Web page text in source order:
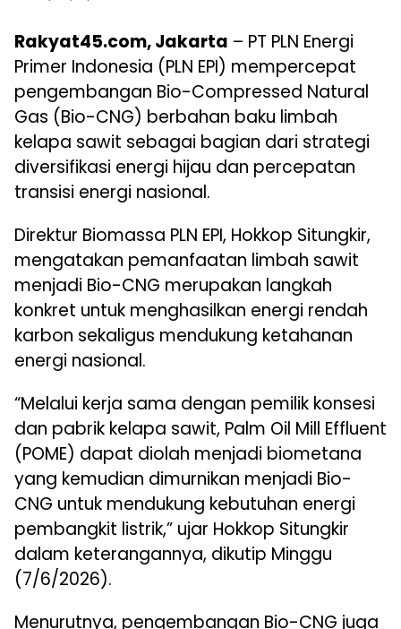
Rakyat45.com, Jakarta – PT PLN Energi
Primer Indonesia (PLN EPI) mempercepat
pengembangan Bio-Compressed Natural
Gas (Bio-CNG) berbahan baku limbah
kelapa sawit sebagai bagian dari strategi
diversifikasi energi hijau dan percepatan
transisi energi nasional.
Direktur Biomassa PLN EPI, Hokkop Situngkir,
mengatakan pemanfaatan limbah sawit
menjadi Bio-CNG merupakan langkah
konkret untuk menghasilkan energi rendah
karbon sekaligus mendukung ketahanan
energi nasional.
“Melalui kerja sama dengan pemilik konsesi
dan pabrik kelapa sawit, Palm Oil Mill Effluent
(POME) dapat diolah menjadi biometana
yang kemudian dimurnikan menjadi Bio-
CNG untuk mendukung kebutuhan energi
pembangkit listrik,” ujar Hokkop Situngkir
dalam keterangannya, dikutip Minggu
(7/6/2026).
Menurutnya, pengembangan Bio-CNG juga